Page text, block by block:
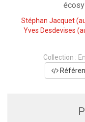
Stéphan Jacquet
Yves Desdevises
Collection :